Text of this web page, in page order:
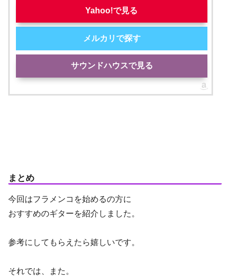
Yahoo!で見る
メルカリで探す
サウンドハウスで見る
まとめ
今回はフラメンコを始めるの方に
おすすめのギターを紹介しました。
参考にしてもらえたら嬉しいです。
それでは、また。